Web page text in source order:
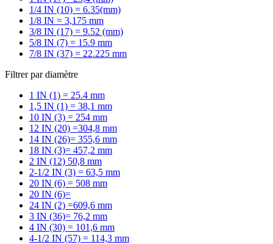
1/4 IN (10) = 6.35(mm)
1/8 IN = 3,175 mm
3/8 IN (17) = 9.52 (mm)
5/8 IN (7) = 15.9 mm
7/8 IN (37) = 22.225 mm
Filtrer par diamètre
1 IN (1) = 25.4 mm
1,5 IN (1) = 38,1 mm
10 IN (3) = 254 mm
12 IN (20) =304,8 mm
14 IN (26)= 355,6 mm
18 IN (3)= 457,2 mm
2 IN (12) 50,8 mm
2-1/2 IN (3) = 63,5 mm
20 IN (6) = 508 mm
20 IN (6)=
24 IN (2) =609,6 mm
3 IN (36)= 76,2 mm
4 IN (30) = 101,6 mm
4-1/2 IN (57) = 114,3 mm